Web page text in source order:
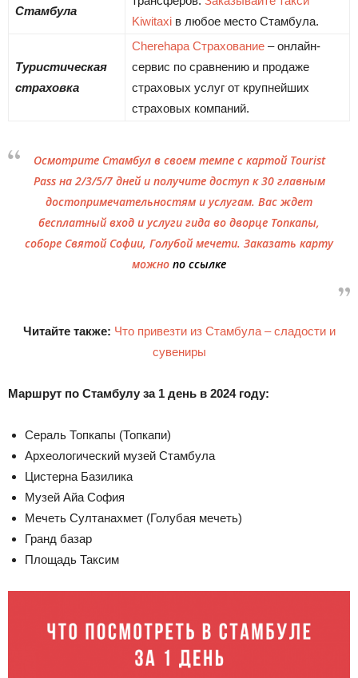
Стамбула
Kiwitaxi в любое место Стамбула.
Туристическая
страховка
Cherehapa Страхование – онлайн-
сервис по сравнению и продаже
страховых услуг от крупнейших
страховых компаний.
Осмотрите Стамбул в своем темпе с картой Tourist
Pass на 2/3/5/7 дней и получите доступ к 30 главным
достопримечательностям и услугам. Вас ждет
бесплатный вход и услуги гида во дворце Топкапы,
соборе Святой Софии, Голубой мечети. Заказать карту
можно по ссылке
Читайте также: Что привезти из Стамбула – сладости и
сувениры
Маршрут по Стамбулу за 1 день в 2024 году:
Сераль Топкапы (Топкапи)
Археологический музей Стамбула
Цистерна Базилика
Музей Айа София
Мечеть Султанахмет (Голубая мечеть)
Гранд базар
Площадь Таксим